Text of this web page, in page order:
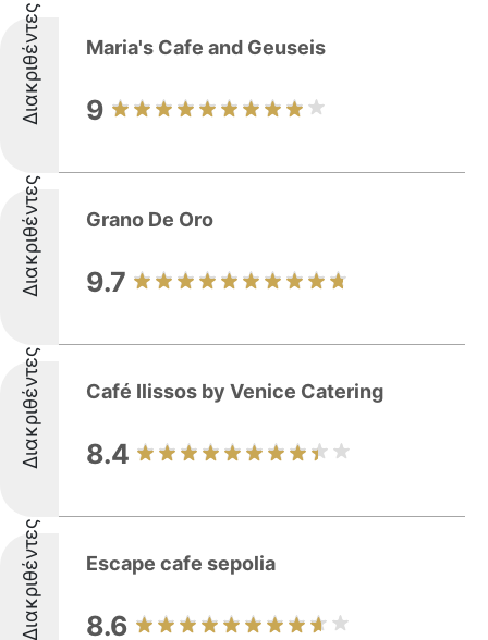
Διακριθέντες Maria's Cafe and Geuseis
9
Διακριθέντες Grano De Oro
9.7
Διακριθέντες Café Ilissos by Venice Catering
8.4
Διακριθέντες Escape cafe sepolia
8.6